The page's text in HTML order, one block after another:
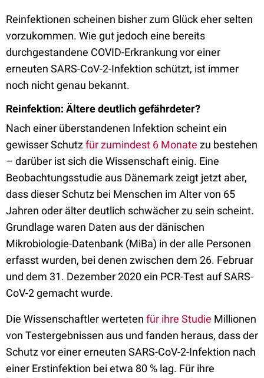
Reinfektionen scheinen bisher zum Glück eher selten
vorzukommen. Wie gut jedoch eine bereits
durchgestandene COVID-Erkrankung vor einer
erneuten SARS-CoV-2-Infektion schützt, ist immer
noch nicht genau bekannt.
Reinfektion: Ältere deutlich gefährdeter?
Nach einer überstandenen Infektion scheint ein
gewisser Schutzfür zumindest 6 Monate zu bestehen
– darüber ist sich die Wissenschaft einig. Eine
Beobachtungsstudie aus Dänemark zeigt jetzt aber,
dass dieser Schutz bei Menschen im Alter von 65
Jahren oder älter deutlich schwächer zu sein scheint.
Grundlage waren Daten aus der dänischen
Mikrobiologie-Datenbank (MiBa) in der alle Personen
erfasst wurden, bei denen zwischen dem 26. Februar
und dem 31. Dezember 2020 ein PCR-Test auf SARS-
CoV-2 gemacht wurde.
Die Wissenschaftler werteten für ihre Studie Millionen
von Testergebnissen aus und fanden heraus, dass der
Schutz vor einer erneuten SARS-CoV-2-Infektion nach
einer Erstinfektion bei etwa 80 % lag. Für ihre